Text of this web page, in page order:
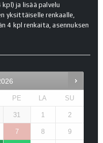
kpl) ja lisää palvelu
yksittäiselle renkaalle,
4 kpl renkaita, asennuksen
PE LA SU
31 1 2
7 8 9